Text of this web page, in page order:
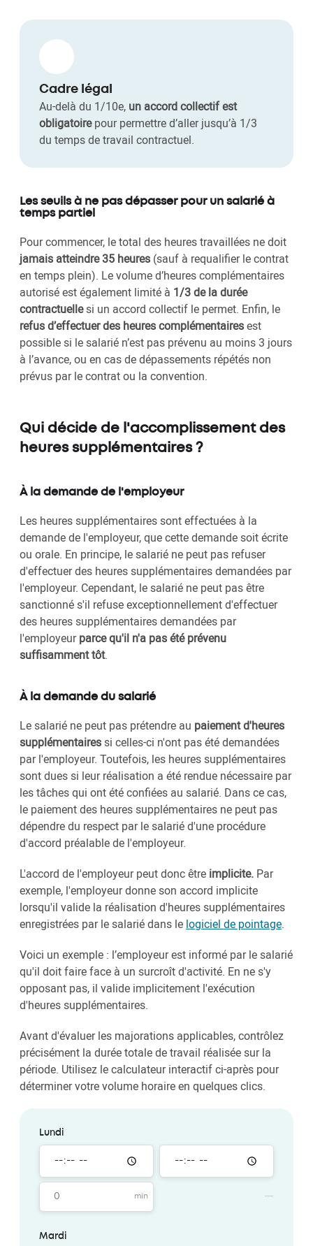
Cadre légal
Au-delà du 1/10e, un accord collectif est
obligatoirepour permettre d’aller jusqu’à 1/3
du temps de travail contractuel.
Les seuils à ne pas dépasser pour un salarié à
temps partiel
Pour commencer, le total des heures travaillées ne doit
jamais atteindre 35 heures (sauf à requalifier le contrat
en temps plein). Le volume d’heures complémentaires
autorisé est également limité à 1/3 de la durée
contractuellesi un accord collectif le permet. Enfin, le
refus d’effectuer des heures complémentairesest
possible si le salarié n’est pas prévenu au moins 3 jours
à l’avance, ou en cas de dépassements répétés non
prévus par le contrat ou la convention.
Qui décide de l'accomplissement des
heures supplémentaires ?
À la demande de l'employeur
Les heures supplémentaires sont effectuées à la
demande de l'employeur, que cette demande soit écrite
ou orale. En principe, le salarié ne peut pas refuser
d'effectuer des heures supplémentaires demandées par
l'employeur. Cependant, le salarié ne peut pas être
sanctionné s'il refuse exceptionnellement d'effectuer
des heures supplémentaires demandées par
l'employeurparce qu'il n'a pas été prévenu
suffisamment tôt.
À la demande du salarié
Le salarié ne peut pas prétendre au paiement d'heures
supplémentairessi celles-ci n'ont pas été demandées
par l'employeur. Toutefois, les heures supplémentaires
sont dues si leur réalisation a été rendue nécessaire par
les tâches qui ont été confiées au salarié. Dans ce cas,
le paiement des heures supplémentaires ne peut pas
dépendre du respect par le salarié d'une procédure
d'accord préalable de l'employeur.
L'accord de l'employeur peut donc être implicite. Par
exemple, l'employeur donne son accord implicite
lorsqu'il valide la réalisation d'heures supplémentaires
enregistrées par le salarié dans le logiciel de pointage.
Voici un exemple : l’employeur est informé par le salarié
qu'il doit faire face à un surcroît d'activité. En ne s'y
opposant pas, il valide implicitement l'exécution
d'heures supplémentaires.
Avant d'évaluer les majorations applicables, contrôlez
précisément la durée totale de travail réalisée sur la
période. Utilisez le calculateur interactif ci-après pour
déterminer votre volume horaire en quelques clics.
Lundi
Mardi